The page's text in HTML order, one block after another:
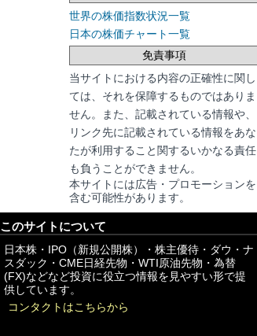
世界の株価指数状況一覧
日本の株価チャート一覧
免責事項
当サイトにおける内容の正確性に関し
ては、それを保障するものではありま
せん。また、記載されている情報や、
リンク先に記載されている情報をあな
たが利用すること関するいかなる責任
も負うことができません。
本サイトには広告・プロモーションを
含む可能性があります。
このサイトについて
日本株・IPO（新規公開株）・株主優待・ダウ・ナ
スダック・CME日経先物・WTI原油先物・為替
(FX)などなど投資に役立つ情報を見やすい形で提
供しています。
コンタクトはこちらから